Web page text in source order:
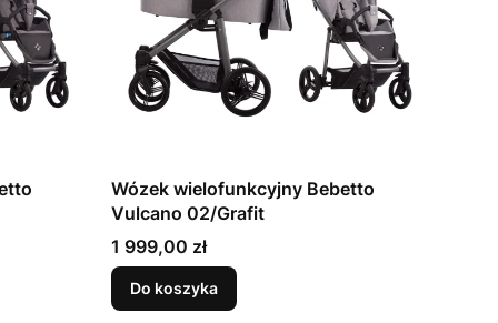
Wózek wielofunkcyjny Bebetto
Vulcano 02/Grafit
Cena
1 999,00 zł
Do koszyka